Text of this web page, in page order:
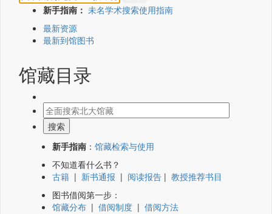
新手指南： 未名学术搜索使用指南
最新资源
最新到馆图书
馆藏目录
新手指南 ： 馆藏检索与使用
不知道看什么书？
古籍 | 新书通报 | 阅读报告 | 教授推荐书目
图书借阅第一步：
馆藏分布 | 借阅制度 | 借阅方法